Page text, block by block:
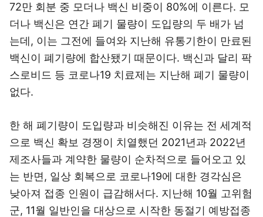
72만 회분 중 모더나 백신 비중이 80%에 이른다. 모
더나 백신은 연간 폐기 물량이 도입량의 두 배가 넘
는데, 이는 그전에 들여와 지난해 유통기한이 만료된
백신이 폐기량에 합산됐기 때문이다. 백신과 달리 팍
스로비드 등 코로나19 치료제는 지난해 폐기 물량이
없다.
한 해 폐기량이 도입량과 비슷해진 이유는 전 세계적
으로 백신 확보 경쟁이 치열했던 2021년과 2022년
제조사들과 계약한 물량이 순차적으로 들어오고 있
는 반면, 일상 회복으로 코로나19에 대한 경각심은
낮아져 접종 인원이 급감해서다. 지난해 10월 고위험
군, 11월 일반인을 대상으로 시작한 동절기 예방접종